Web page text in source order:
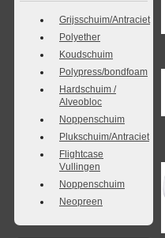
Grijsschuim/Antraciet
Polyether
Koudschuim
Polypress/bondfoam
Hardschuim /
Alveobloc
Noppenschuim
Plukschuim/Antraciet
Flightcase
Vullingen
Noppenschuim
Neopreen